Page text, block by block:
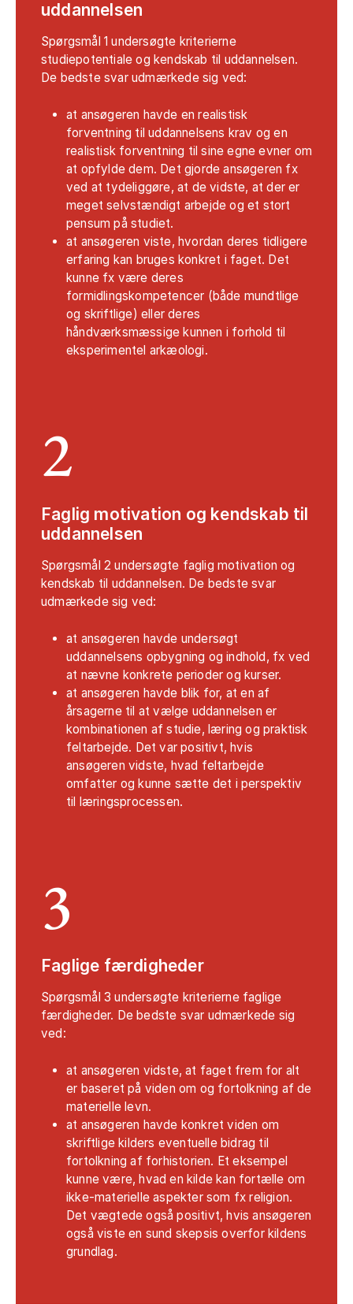
uddannelsen
Spørgsmål 1 undersøgte kriterierne
studiepotentiale og kendskab til uddannelsen.
De bedste svar udmærkede sig ved:
at ansøgeren havde en realistisk
forventning til uddannelsens krav og en
realistisk forventning til sine egne evner om
at opfylde dem. Det gjorde ansøgeren fx
ved at tydeliggøre, at de vidste, at der er
meget selvstændigt arbejde og et stort
pensum på studiet.
at ansøgeren viste, hvordan deres tidligere
erfaring kan bruges konkret i faget. Det
kunne fx være deres
formidlingskompetencer (både mundtlige
og skriftlige) eller deres
håndværksmæssige kunnen i forhold til
eksperimentel arkæologi.
2
Faglig motivation og kendskab til
uddannelsen
Spørgsmål 2 undersøgte faglig motivation og
kendskab til uddannelsen. De bedste svar
udmærkede sig ved:
at ansøgeren havde undersøgt
uddannelsens opbygning og indhold, fx ved
at nævne konkrete perioder og kurser.
at ansøgeren havde blik for, at en af
årsagerne til at vælge uddannelsen er
kombinationen af studie, læring og praktisk
feltarbejde. Det var positivt, hvis
ansøgeren vidste, hvad feltarbejde
omfatter og kunne sætte det i perspektiv
til læringsprocessen.
3
Faglige færdigheder
Spørgsmål 3 undersøgte kriterierne faglige
færdigheder. De bedste svar udmærkede sig
ved:
at ansøgeren vidste, at faget frem for alt
er baseret på viden om og fortolkning af de
materielle levn.
at ansøgeren havde konkret viden om
skriftlige kilders eventuelle bidrag til
fortolkning af forhistorien. Et eksempel
kunne være, hvad en kilde kan fortælle om
ikke-materielle aspekter som fx religion.
Det vægtede også positivt, hvis ansøgeren
også viste en sund skepsis overfor kildens
grundlag.